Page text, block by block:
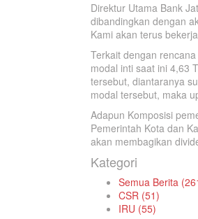
Direktur Utama Bank
dibandingkan dengan
Kami akan terus
Terkait dengan
modal inti saat ini 4,63
tersebut, diantaranya
modal tersebut, maka
Adapun Komposisi
Pemerintah Kota dan
akan membagikan
Kategori
Semua Berita
CSR (51)
IRU (55)